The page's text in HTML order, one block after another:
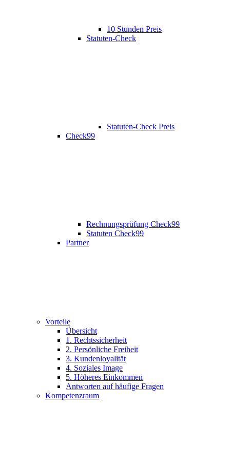
10 Stunden Preis
Statuten-Check
Statuten-Check Preis
Check99
Rechnungsprüfung Check99
Statuten Check99
Partner
Vorteile
Übersicht
1. Rechtssicherheit
2. Persönliche Freiheit
3. Kundenloyalität
4. Soziales Image
5. Höheres Einkommen
Antworten auf häufige Fragen
Kompetenzraum